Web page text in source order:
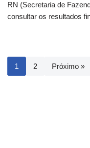
RN (Secretaria de
consultar os resultados
1 2 Próximo »